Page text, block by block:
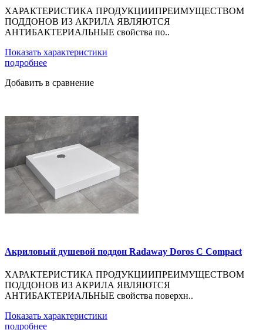
ХАРАКТЕРИСТИКА ПРОДУКЦИИПРЕИМУЩЕСТВОМ
ПОДДОНОВ ИЗ АКРИЛА ЯВЛЯЮТСЯ
АНТИБАКТЕРИАЛЬНЫЕ свойства по..
Показать характеристики
подробнее
Добавить в сравнение
Акриловый душевой поддон Radaway Doros C Compact
ХАРАКТЕРИСТИКА ПРОДУКЦИИПРЕИМУЩЕСТВОМ
ПОДДОНОВ ИЗ АКРИЛА ЯВЛЯЮТСЯ
АНТИБАКТЕРИАЛЬНЫЕ свойства поверхн..
Показать характеристики
подробнее